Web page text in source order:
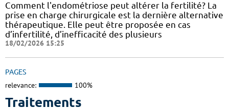
Comment l'endométriose peut altérer la fertilité? La
prise en charge chirurgicale est la dernière alternative
thérapeutique. Elle peut être proposée en cas
d’infertilité, d’inefficacité des plusieurs
18/02/2026 15:25
PAGES
relevance: 100%
Traitements